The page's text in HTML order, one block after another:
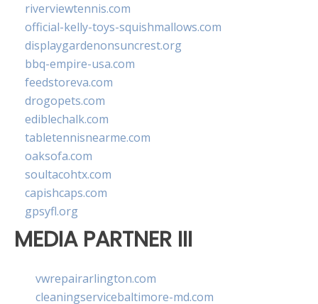
riverviewtennis.com
official-kelly-toys-squishmallows.com
displaygardenonsuncrest.org
bbq-empire-usa.com
feedstoreva.com
drogopets.com
ediblechalk.com
tabletennisnearme.com
oaksofa.com
soultacohtx.com
capishcaps.com
gpsyfl.org
MEDIA PARTNER III
vwrepairarlington.com
cleaningservicebaltimore-md.com